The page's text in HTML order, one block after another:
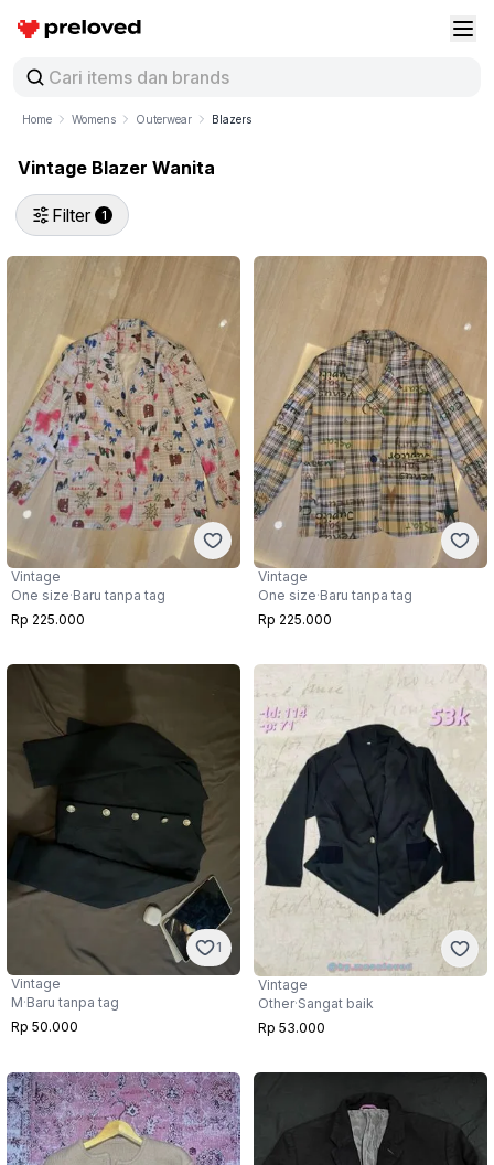
Preloved Indonesia
Home Womens Outerwear Blazers
Vintage Blazer Wanita
Filter 1
Vintage
One size·Baru tanpa tag
Rp 225.000
Vintage
One size·Baru tanpa tag
Rp 225.000
1
Vintage
M·Baru tanpa tag
Rp 50.000
Vintage
Other·Sangat baik
Rp 53.000